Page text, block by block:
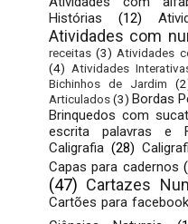
Histórias
(12)
Atividades com
receitas (3) Atividades
(4) Atividades
Bichinhos de Jardim
Articulados (3) Bordas
Brinquedos com
escrita palavras e
Caligrafia (28)
Capas para cadernos
(47) Cartazes
Cartões para facebook